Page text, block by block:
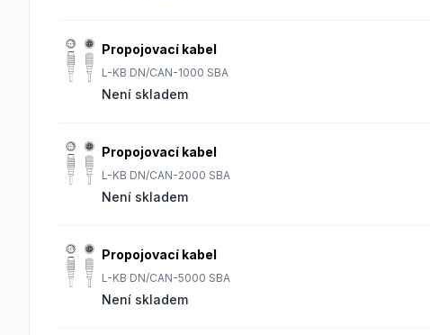
Propojovací kabel
L-KB DN/CAN-1000 SBA
Není skladem
Propojovací kabel
L-KB DN/CAN-2000 SBA
Není skladem
Propojovací kabel
L-KB DN/CAN-5000 SBA
Není skladem